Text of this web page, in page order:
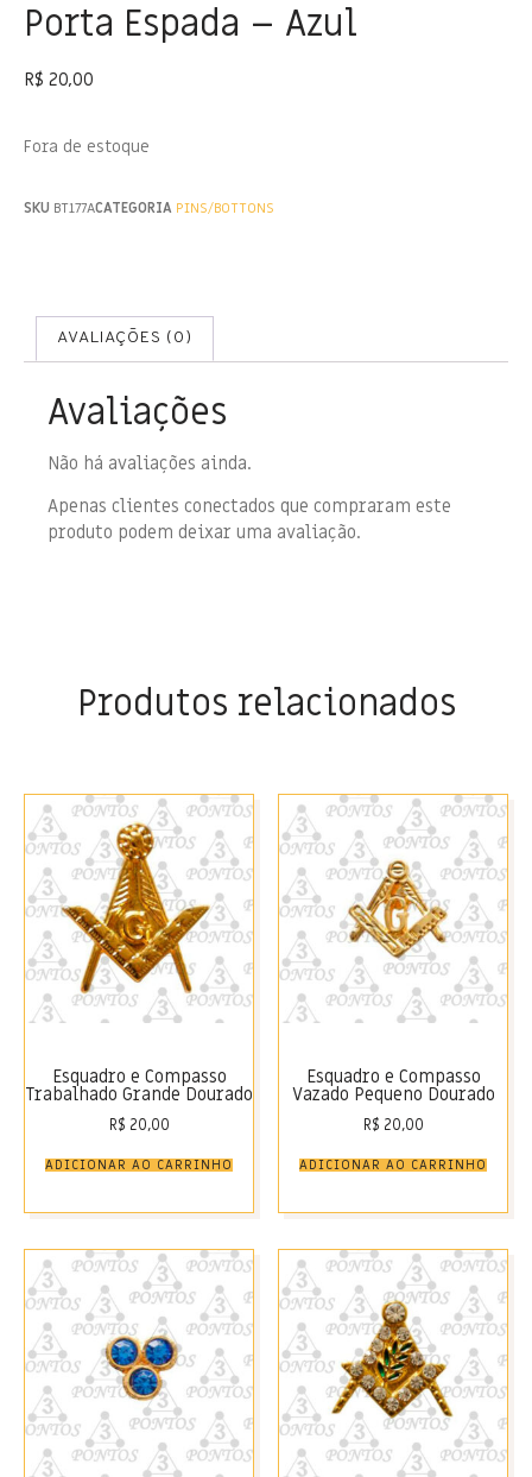
Porta Espada – Azul
R$ 20,00
Fora de estoque
SKU BT177ACATEGORIA PINS/BOTTONS
AVALIAÇÕES (0)
Avaliações
Não há avaliações ainda.
Apenas clientes conectados que compraram este
produto podem deixar uma avaliação.
Produtos relacionados
Esquadro e Compasso
Trabalhado Grande Dourado
R$ 20,00
ADICIONAR AO CARRINHO
Esquadro e Compasso
Vazado Pequeno Dourado
R$ 20,00
ADICIONAR AO CARRINHO